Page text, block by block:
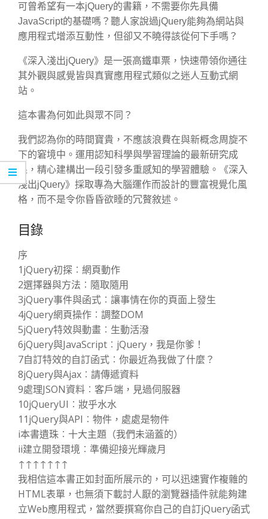
可曾希望有一本jQuery的書籍，不需要你先具備
JavaScript的基礎嗎？聽人家說過jQuery能夠為網站與
應用程式增添互動性，但卻又不曉得該從何下手嗎？
《深入淺出jQuery》是一張高鐵車票，快速帶領你通往
其外觀與感覺皆與真實應用程式類似之迷人互動式網
站。
這本書為何如此與眾不同？
我們認為你的時間寶貴，不應該浪費在與新概念周旋不
下的窘境中。運用認知科學與學習理論的最新研究成
果，精心建構出一段引發多重感知的學習體驗。《深入
淺出jQuery》採取專為大腦運作而設計的豐富視覺化風
格，而不是令你昏昏欲睡的冗贅敘述。
目錄
序
1jQuery初探︰網頁動作
2選擇器與方法︰隨取隨用
3jQuery事件與函式︰讓事情在你的頁面上發生
4jQuery網頁操作︰調整DOM
5jQuery特效與動畫︰生動活潑
6jQuery與JavaScript︰jQuery，我是你爹！
7自訂特效的自訂函式︰你最近為我做了什麼？
8jQuery與Ajax︰請傳遞資料
9處理JSON資料︰客戶端，見過伺服器
10jQueryUI︰妝乎水水
11jQuery與API︰物件，處處是物件
i本書遺珠︰十大主題（我們未涵蓋的）
ii建立開發環境︰準備迎接光輝歲月
↑↑↑↑↑↑↑
我相信這本書正如封面所展示的，可以迅速實作複雜的
HTML表單，也無須下載討人厭的瀏覽器插件就能夠建
立Web應用程式，當然要撰寫你自己的自訂jQuery函式